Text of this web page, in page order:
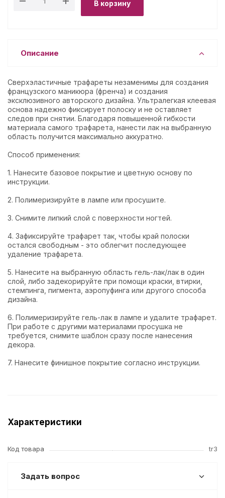
В корзину
Описание
Сверхэластичные трафареты незаменимы для создания
французского маникюра (френча) и создания
эксклюзивного авторского дизайна. Ультралегкая клеевая
основа надежно фиксирует полоску и не оставляет
следов при снятии. Благодаря повышенной гибкости
материала самого трафарета, нанести лак на выбранную
область получится максимально аккуратно.
Способ применения:
1. Нанесите базовое покрытие и цветную основу по
инструкции.
2. Полимеризируйте в лампе или просушите.
3. Снимите липкий слой с поверхности ногтей.
4. Зафиксируйте трафарет так, чтобы край полоски
остался свободным - это облегчит последующее
удаление трафарета.
5. Нанесите на выбранную область гель-лак/лак в один
слой, либо задекорируйте при помощи краски, втирки,
стемпинга, пигмента, аэропуфинга или другого способа
дизайна.
6. Полимеризируйте гель-лак в лампе и удалите трафарет.
При работе с другими материалами просушка не
требуется, снимите шаблон сразу после нанесения
декора.
7. Нанесите финишное покрытие согласно инструкции.
Характеристики
Код товара tr3
Задать вопрос